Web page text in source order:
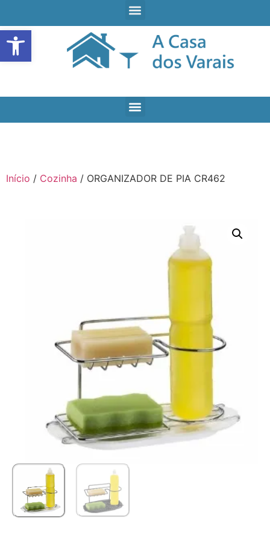
Open toolbar
Início / Cozinha / ORGANIZADOR DE PIA CR462